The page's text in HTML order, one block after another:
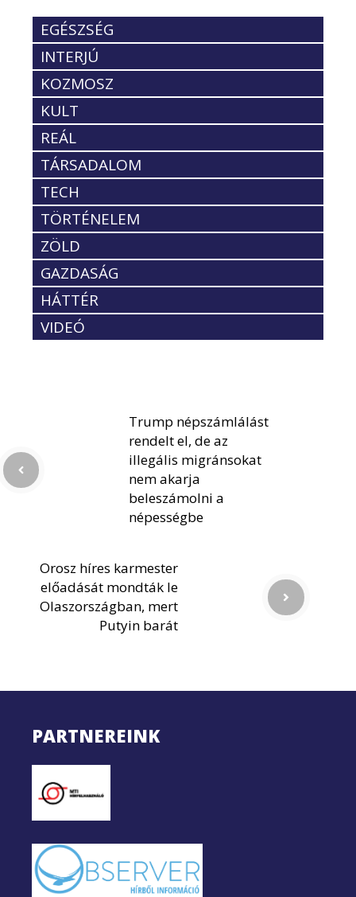
EGÉSZSÉG
INTERJÚ
KOZMOSZ
KULT
REÁL
TÁRSADALOM
TECH
TÖRTÉNELEM
ZÖLD
GAZDASÁG
HÁTTÉR
VIDEÓ
Trump népszámlálást
rendelt el, de az
illegális migránsokat
nem akarja
beleszámolni a
népességbe
Orosz híres karmester
előadását mondták le
Olaszországban, mert
Putyin barát
PARTNEREINK